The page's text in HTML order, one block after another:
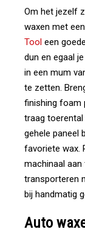
Om het jezelf
waxen met een
Tool een
dun en egaal
in een mum
te zetten.
finishing foam
traag
gehele paneel
favoriete wax.
machinaal
transporteren
bij handmatig
Auto